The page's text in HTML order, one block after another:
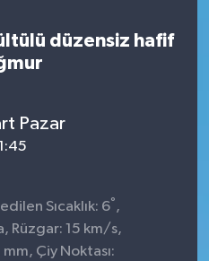
düzensiz hafif
Pazar
Sıcaklık: 6° ,
Rüzgar: 15 km/s,
mm, Çiy Noktası: